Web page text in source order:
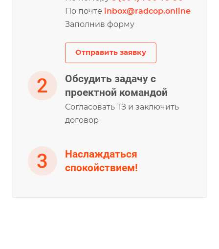
По почте inbox@radcop.online
Заполнив форму
Отправить заявку
Обсудить задачу с
проектной командой
Согласовать ТЗ и заключить
договор
Наслаждаться
спокойствием!